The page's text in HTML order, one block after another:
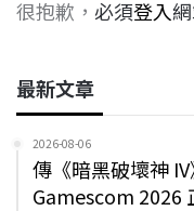
很抱歉，必須登入
最新文章
2026-08-06
傳《暗黑破壞神
Gamescom 2026